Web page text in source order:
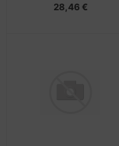
28,46 €